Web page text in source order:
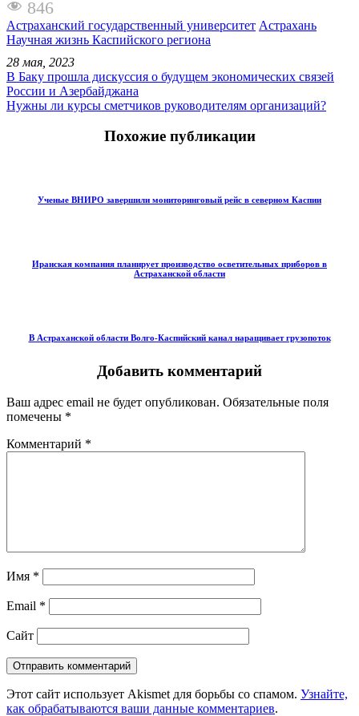
846
Астраханский государственный университет Астрахань
Научная жизнь Каспийского региона
28 мая, 2023
В Баку прошла дискуссия о будущем экономических связей
России и Азербайджана
Нужны ли курсы сметчиков руководителям организаций?
Похожие публикации
Ученые ВНИРО завершили мониторинговый рейс в северном Каспии
Иранская компания планирует производство осветительных приборов в
Астраханской области
В Астраханской области Волго-Каспийский канал наращивает грузопоток
Добавить комментарий
Ваш адрес email не будет опубликован. Обязательные поля
помечены *
Комментарий *
Имя *
Email *
Сайт
Этот сайт использует Akismet для борьбы со спамом. Узнайте,
как обрабатываются ваши данные комментариев.